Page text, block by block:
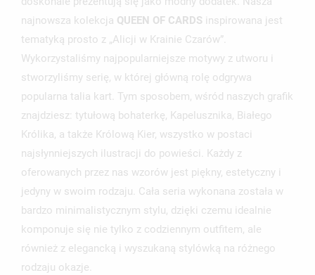
najnowsza kolekcja QUEEN OF CARDS inspirowana jest
tematyką prosto z „Alicji w Krainie Czarów”.
Wykorzystaliśmy najpopularniejsze motywy z utworu i
stworzyliśmy serię, w której główną rolę odgrywa
popularna talia kart. Tym sposobem, wśród naszych grafik
znajdziesz: tytułową bohaterkę, Kapelusznika, Białego
Królika, a także Królową Kier, wszystko w postaci
najsłynniejszych ilustracji do powieści. Każdy z
oferowanych przez nas wzorów jest piękny, estetyczny i
jedyny w swoim rodzaju. Cała seria wykonana została w
bardzo minimalistycznym stylu, dzięki czemu idealnie
komponuje się nie tylko z codziennym outfitem, ale
również z elegancką i wyszukaną stylówką na różnego
rodzaju okazje.
MOJE LISTY ŻYCZEŃ
UTWÓRZ NOWĄ LISTĘ
UTWÓRZ LISTĘ ŻYCZEŃ
NAZWA LISTY ŻYCZEŃ
ANULUJ UTWÓRZ LISTĘ ŻYCZEŃ
ZALOGUJ SIĘ
MUSISZ BYĆ ZALOGOWANY BY ZAPISAĆ PRODUKTY NA
SWOJEJ LIŚCIE ŻYCZEŃ.
ANULUJ ZALOGUJ SIĘ